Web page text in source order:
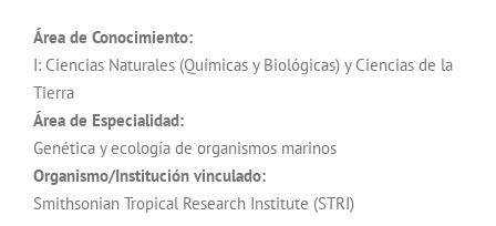
Área de Conocimiento:
I: Ciencias Naturales (Químicas y Biológicas) y Ciencias de la
Tierra
Área de Especialidad:
Genética y ecología de organismos marinos
Organismo/Institución vinculado:
Smithsonian Tropical Research Institute (STRI)